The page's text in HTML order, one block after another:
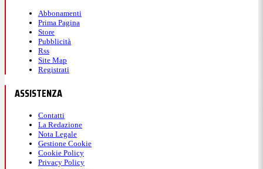
Abbonamenti
Prima Pagina
Store
Pubblicità
Rss
Site Map
Registrati
ASSISTENZA
Contatti
La Redazione
Nota Legale
Gestione Cookie
Cookie Policy
Privacy Policy